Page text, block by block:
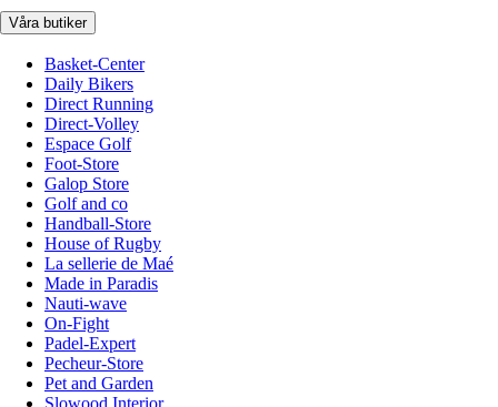
Våra butiker
Basket-Center
Daily Bikers
Direct Running
Direct-Volley
Espace Golf
Foot-Store
Galop Store
Golf and co
Handball-Store
House of Rugby
La sellerie de Maé
Made in Paradis
Nauti-wave
On-Fight
Padel-Expert
Pecheur-Store
Pet and Garden